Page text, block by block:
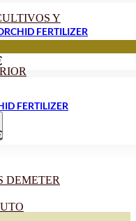
Y
DEMETER
15.90€
through
69.99€
FERTILIZER
Price
range:
through
36.90€
FERTILIZER
Price
11.99€
49.90€